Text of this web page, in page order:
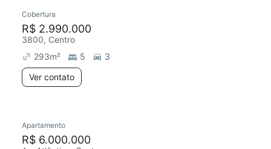
Cobertura
R$ 2.990.000
3800, Centro
293m² 5
3
Ver contato
Apartamento
R$ 6.000.000